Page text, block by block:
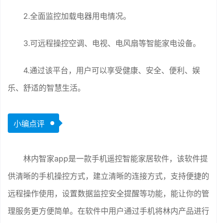
2.全面监控加载电器用电情况。
3.可远程操控空调、电视、电风扇等智能家电设备。
4.通过该平台，用户可以享受健康、安全、便利、娱
乐、舒适的智慧生活。
小编点评
林内智家app是一款手机遥控智能家居软件，该软件提
供清晰的手机操控方式，建立清晰的连接方式，支持便捷的
远程操作使用，设置数据监控安全提醒等功能，能让你的管
理服务更方便简单。在软件中用户通过手机将林内产品进行